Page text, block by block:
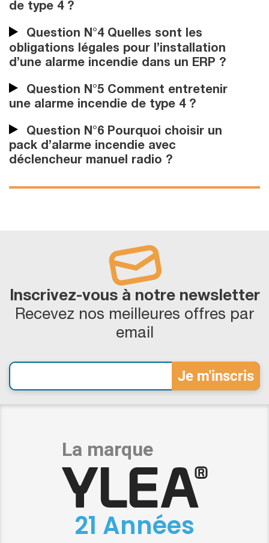
de type 4 ?
Question N°4 Quelles sont les
obligations légales pour l’installation
d’une alarme incendie dans un ERP ?
Question N°5 Comment entretenir
une alarme incendie de type 4 ?
Question N°6 Pourquoi choisir un
pack d’alarme incendie avec
déclencheur manuel radio ?
Inscrivez-vous à notre newsletter
Recevez nos meilleures offres par
email
21 Années